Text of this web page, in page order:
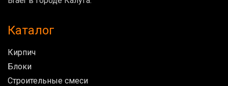
Каталог
Кирпич
Блоки
Строительные смеси